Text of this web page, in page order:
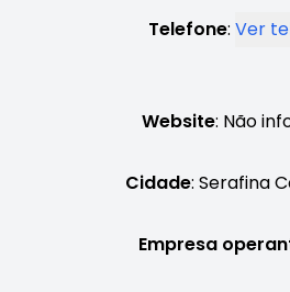
Telefone: Ver
Website: Não
Cidade: Serafina
Empresa